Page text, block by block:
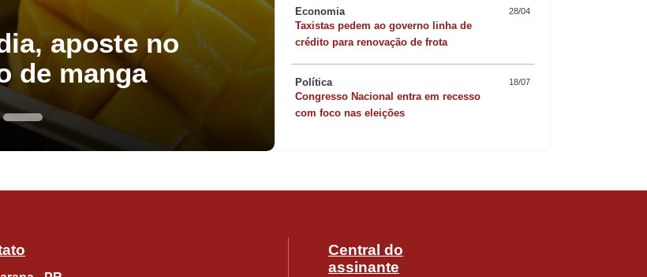
aposte no
de manga
Quer sofisticar o
risoto de camarão
Economia 28/04
Taxistas pedem ao governo linha de
crédito para renovação de frota
Política 18/07
Congresso Nacional entra em recesso
com foco nas eleições
Central do
assinante